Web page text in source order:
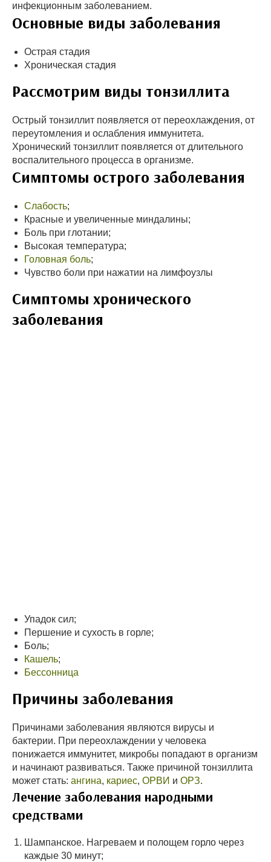
инфекционным заболеванием.
Основные виды заболевания
Острая стадия
Хроническая стадия
Рассмотрим виды тонзиллита
Острый тонзиллит появляется от переохлаждения, от
переутомления и ослабления иммунитета.
Хронический тонзиллит появляется от длительного
воспалительного процесса в организме.
Симптомы острого заболевания
Слабость;
Красные и увеличенные миндалины;
Боль при глотании;
Высокая температура;
Головная боль;
Чувство боли при нажатии на лимфоузлы
Симптомы хронического
заболевания
Упадок сил;
Першение и сухость в горле;
Боль;
Кашель;
Бессонница
Причины заболевания
Причинами заболевания являются вирусы и
бактерии. При переохлаждении у человека
понижается иммунитет, микробы попадают в организм
и начинают развиваться. Также причиной тонзиллита
может стать: ангина, кариес, ОРВИ и ОРЗ.
Лечение заболевания народными
средствами
Шампанское. Нагреваем и полощем горло через
каждые 30 минут;